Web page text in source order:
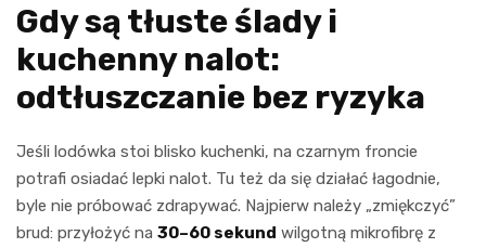
Gdy są tłuste ślady i
kuchenny nalot:
odtłuszczanie bez ryzyka
Jeśli lodówka stoi blisko kuchenki, na czarnym froncie
potrafi osiadać lepki nalot. Tu też da się działać łagodnie,
byle nie próbować zdrapywać. Najpierw należy „zmiękczyć”
brud: przyłożyć na 30–60 sekund wilgotną mikrofibrę z